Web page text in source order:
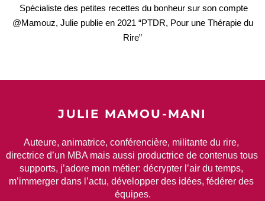
Spécialiste des petites recettes du bonheur sur son compte
@Mamouz, Julie publie en 2021 “PTDR, Pour une Thérapie du
Rire”
JULIE MAMOU-MANI
Auteure, animatrice, conférencière, militante du rire,
directrice d’un MBA mais aussi productrice de contenus tous
supports, j’adore mon métier: décrypter l’air du temps,
m’immerger dans l’actu, développer des idées, fédérer des
équipes.